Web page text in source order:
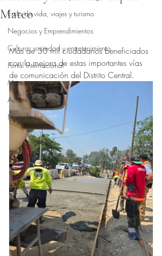
Estilo de vida, viajes y turismo
Negocios y Emprendimientos
Cultura, sociedad y entretenimiento
Portal Internacional
Mascotas
Automóviles
Novedades
Mateo
Obtuvo NaN de 5 estrellas.
Más de 30 mil ciudadanos beneficiados
con la mejora de estas importantes vías
de comunicación del Distrito Central.